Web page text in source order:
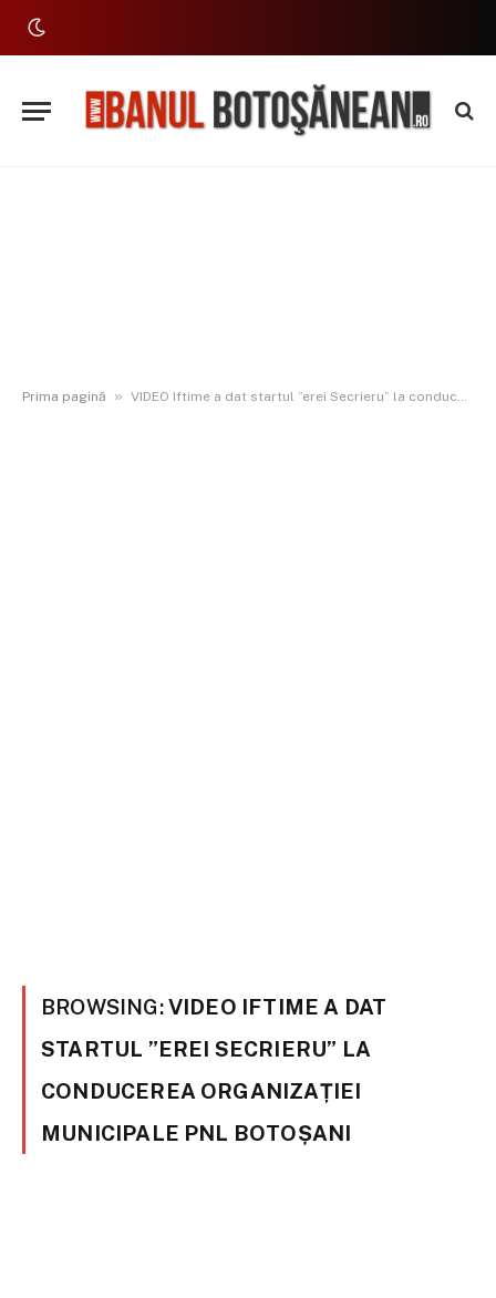
Prima pagină » VIDEO Iftime a dat startul ”erei Secrieru” la conducerea organizației municipale PNL Botoșani
BROWSING:VIDEO IFTIME A DAT
STARTUL ”EREI SECRIERU” LA
CONDUCEREA ORGANIZAȚIEI
MUNICIPALE PNL BOTOȘANI